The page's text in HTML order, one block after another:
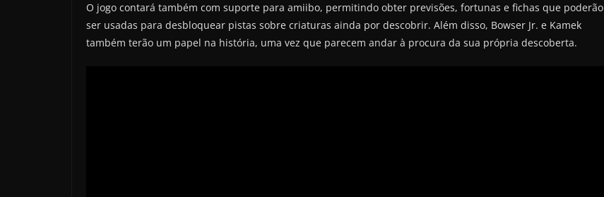
O jogo contará também com suporte para amiibo, permitindo obter previsões, fortunas e fichas que poderão
ser usadas para desbloquear pistas sobre criaturas ainda por descobrir. Além disso, Bowser Jr. e Kamek
também terão um papel na história, uma vez que parecem andar à procura da sua própria descoberta.